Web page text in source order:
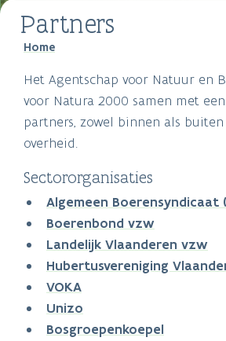
Partners
Breadcrumb
Home
Het Agentschap voor Natuur en
voor Natura 2000 samen met
partners, zowel binnen als buiten
overheid.
Sectororganisaties
Algemeen Boerensyndicaat
Boerenbond vzw
Landelijk Vlaanderen vzw
Hubertusvereniging
VOKA
Unizo
Bosgroepenkoepel